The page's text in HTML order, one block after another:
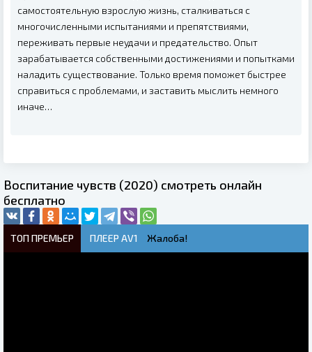
самостоятельную взрослую жизнь, сталкиваться с
многочисленными испытаниями и препятствиями,
переживать первые неудачи и предательство. Опыт
зарабатывается собственными достижениями и попытками
наладить существование. Только время поможет быстрее
справиться с проблемами, и заставить мыслить немного
иначе…
Воспитание чувств (2020) смотреть онлайн
бесплатно
ТОП ПРЕМЬЕР ПЛЕЕР AV1 Жалоба!